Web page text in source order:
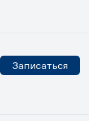
Записаться